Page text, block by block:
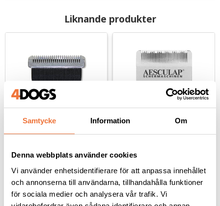
Samtycke Information Om
Denna webbplats använder cookies
Vi använder enhetsidentifierare för att anpassa innehållet
och annonserna till användarna, tillhandahålla funktioner
för sociala medier och analysera vår trafik. Vi
Liknande produkter
Andis Multitrim
Lämnar 0,25 mm
189kr 399kr